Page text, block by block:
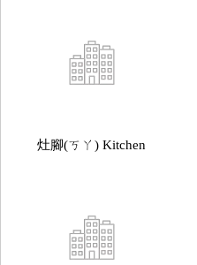
灶腳(ㄎㄚ) Kitchen